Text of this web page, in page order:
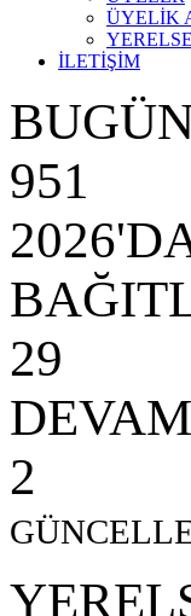
ÜYELİK
İLETİŞİM
951
29
2